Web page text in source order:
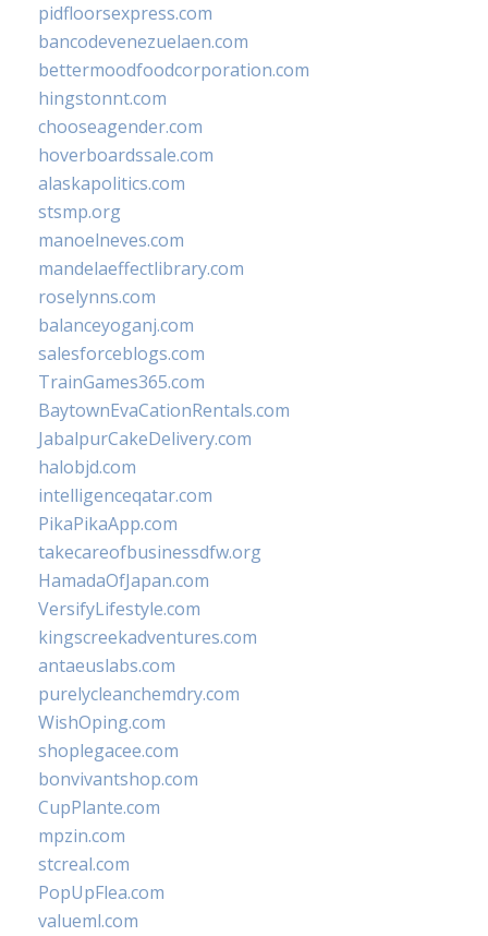
pidfloorsexpress.com
bancodevenezuelaen.com
bettermoodfoodcorporation.com
hingstonnt.com
chooseagender.com
hoverboardssale.com
alaskapolitics.com
stsmp.org
manoelneves.com
mandelaeffectlibrary.com
roselynns.com
balanceyoganj.com
salesforceblogs.com
TrainGames365.com
BaytownEvaCationRentals.com
JabalpurCakeDelivery.com
halobjd.com
intelligenceqatar.com
PikaPikaApp.com
takecareofbusinessdfw.org
HamadaOfJapan.com
VersifyLifestyle.com
kingscreekadventures.com
antaeuslabs.com
purelycleanchemdry.com
WishOping.com
shoplegacee.com
bonvivantshop.com
CupPlante.com
mpzin.com
stcreal.com
PopUpFlea.com
valueml.com